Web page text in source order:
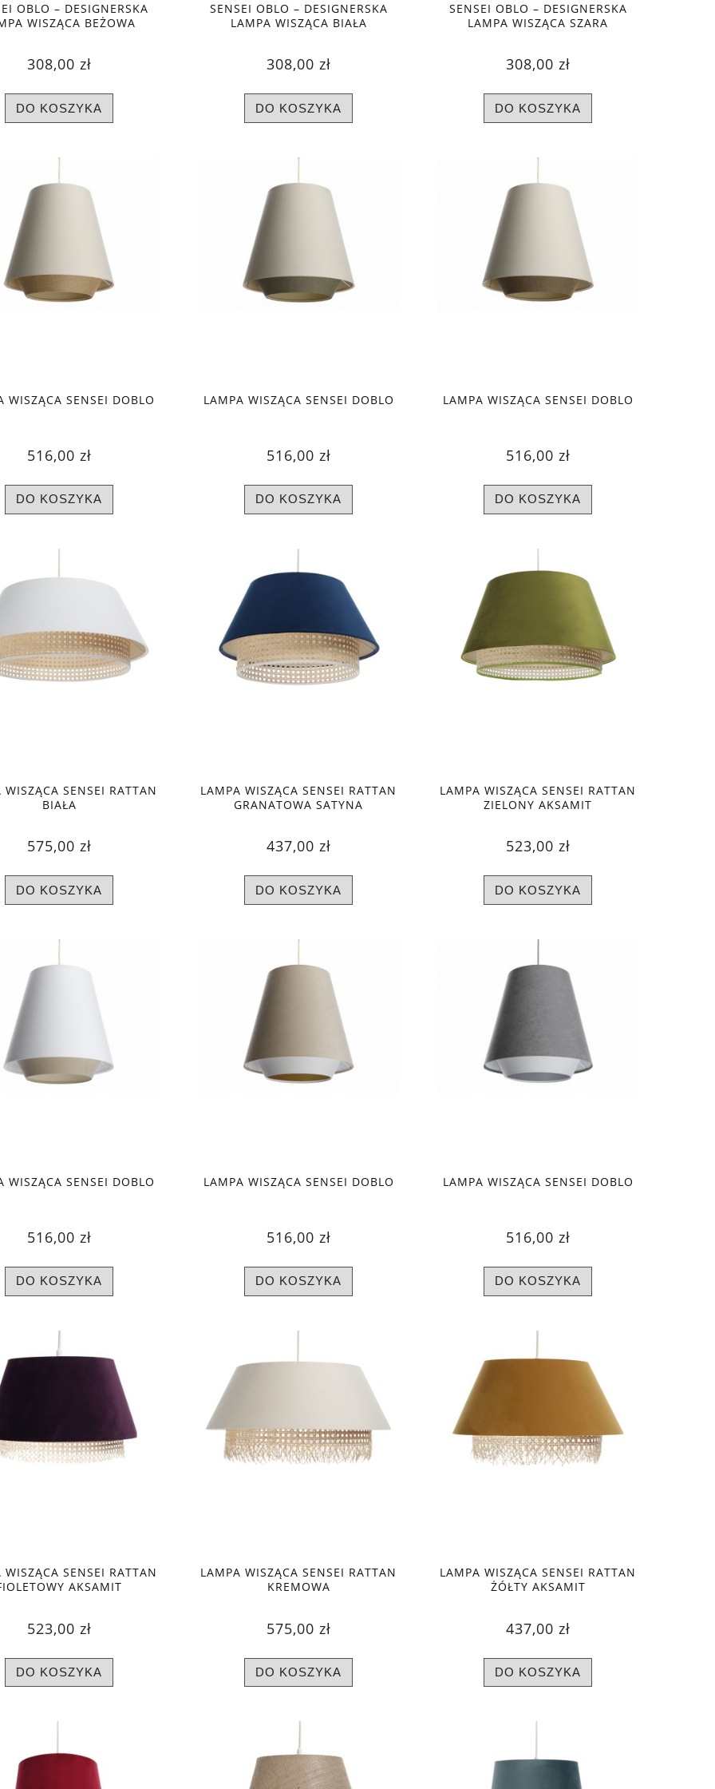
OBLO – DESIGNERSKA
WISZĄCA BEŻOWA
308,00 zł
DO KOSZYKA
SENSEI OBLO – DESIGNERSKA
LAMPA WISZĄCA BIAŁA
308,00 zł
DO KOSZYKA
SENSEI OBLO – DESIGNERSKA
LAMPA WISZĄCA SZARA
308,00 zł
DO KOSZYKA
WISZĄCA SENSEI DOBLO
516,00 zł
DO KOSZYKA
LAMPA WISZĄCA SENSEI DOBLO
516,00 zł
DO KOSZYKA
LAMPA WISZĄCA SENSEI DOBLO
516,00 zł
DO KOSZYKA
WISZĄCA SENSEI RATTAN
BIAŁA
575,00 zł
DO KOSZYKA
LAMPA WISZĄCA SENSEI RATTAN
GRANATOWA SATYNA
437,00 zł
DO KOSZYKA
LAMPA WISZĄCA SENSEI RATTAN
ZIELONY AKSAMIT
523,00 zł
DO KOSZYKA
WISZĄCA SENSEI DOBLO
516,00 zł
DO KOSZYKA
LAMPA WISZĄCA SENSEI DOBLO
516,00 zł
DO KOSZYKA
LAMPA WISZĄCA SENSEI DOBLO
516,00 zł
DO KOSZYKA
WISZĄCA SENSEI RATTAN
AKSAMIT
523,00 zł
DO KOSZYKA
LAMPA WISZĄCA SENSEI RATTAN
KREMOWA
575,00 zł
DO KOSZYKA
LAMPA WISZĄCA SENSEI RATTAN
ŻÓŁTY AKSAMIT
437,00 zł
DO KOSZYKA